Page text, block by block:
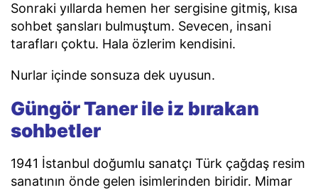
Sonraki yıllarda hemen her sergisine gitmiş, kısa
sohbet şansları bulmuştum. Sevecen, insani
tarafları çoktu. Hala özlerim kendisini.
Nurlar içinde sonsuza dek uyusun.
Güngör Taner ile iz bırakan
sohbetler
1941 İstanbul doğumlu sanatçı Türk çağdaş resim
sanatının önde gelen isimlerinden biridir. Mimar